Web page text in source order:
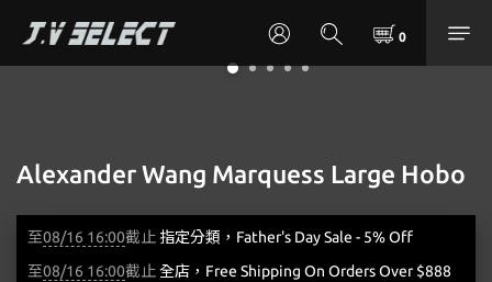
Alexander Wang Marquess Large Hobo
至08/16 16:00截止 指定分類，Father's Day Sale - 5% Off
至08/16 16:00截止全店，Free Shipping On Orders Over $888